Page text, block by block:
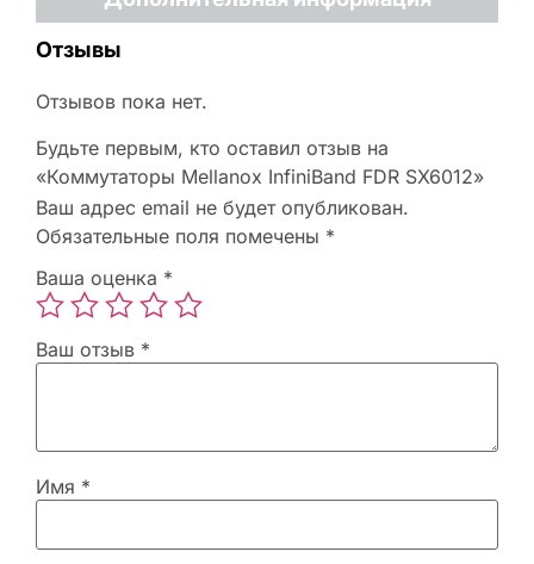
Отзывы
Отзывов пока нет.
Будьте первым, кто оставил отзыв на
«Коммутаторы Mellanox InfiniBand FDR SX6012»
Ваш адрес email не будет опубликован.
Обязательные поля помечены *
Ваша оценка *
Ваш отзыв *
Имя *